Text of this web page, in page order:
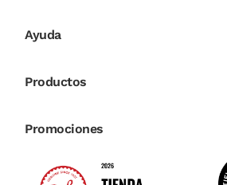
Ayuda
Productos
Promociones